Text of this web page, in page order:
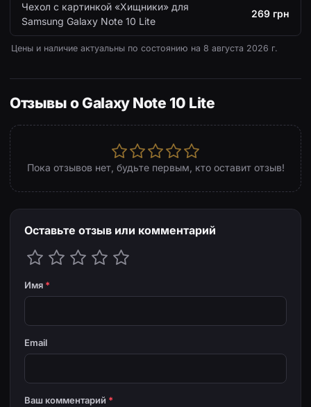
Чехол с картинкой «Хищники» для
Samsung Galaxy Note 10 Lite
269 грн
Цены и наличие актуальны по состоянию на 8 августа 2026 г.
Отзывы о Galaxy Note 10 Lite
Пока отзывов нет, будьте первым, кто оставит отзыв!
Оставьте отзыв или комментарий
Имя *
Email
Ваш комментарий *